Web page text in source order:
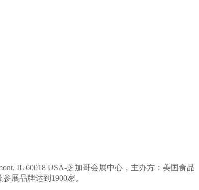
IL 60018 USA-芝加哥会展中心，主办方：美国食品
展品牌达到1900家。